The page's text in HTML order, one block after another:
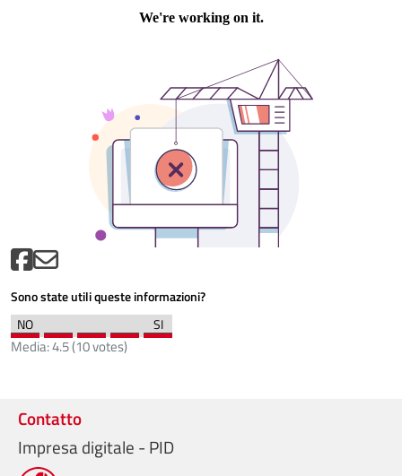
Sono state utili queste informazioni?
Media:4.5(10votes)
Contatto
Impresa digitale - PID